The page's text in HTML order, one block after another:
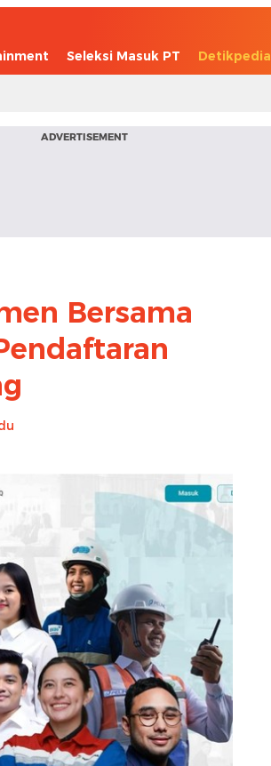
Seleksi Masuk PT Detikpedia
ADVERTISEMENT
Bersama